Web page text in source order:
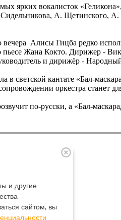
ярких вокалисток
А. Щетинского,
вечера Алисы Гицба редко
пьесе Жана Кокто. Дирижер -
и дирижёр -
в светской кантате «Бал-
оркестра станет
по-русски, а «Бал-
и другие
сайтом, вы